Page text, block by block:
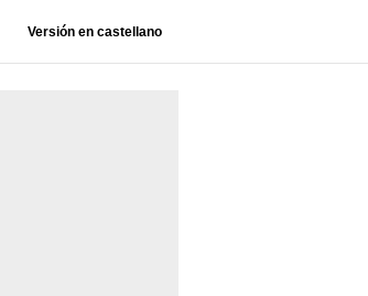
Versión en castellano